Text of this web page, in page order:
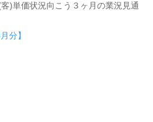
)単価状況向こう３ヶ月の業況見通
分】